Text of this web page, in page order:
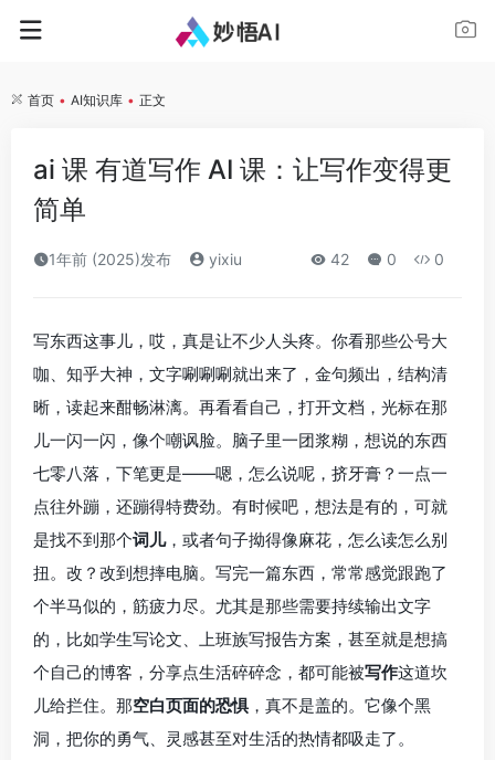
首页 • AI知识库 • 正文
ai 课 有道写作 AI 课：让写作变得更
简单
1年前 (2025)发布 yixiu 42 0 0
写东西这事儿，哎，真是让不少人头疼。你看那些公号大
咖、知乎大神，文字唰唰唰就出来了，金句频出，结构清
晰，读起来酣畅淋漓。再看看自己，打开文档，光标在那
儿一闪一闪，像个嘲讽脸。脑子里一团浆糊，想说的东西
七零八落，下笔更是——嗯，怎么说呢，挤牙膏？一点一
点往外蹦，还蹦得特费劲。有时候吧，想法是有的，可就
是找不到那个词儿，或者句子拗得像麻花，怎么读怎么别
扭。改？改到想摔电脑。写完一篇东西，常常感觉跟跑了
个半马似的，筋疲力尽。尤其是那些需要持续输出文字
的，比如学生写论文、上班族写报告方案，甚至就是想搞
个自己的博客，分享点生活碎碎念，都可能被写作这道坎
儿给拦住。那空白页面的恐惧 ，真不是盖的。它像个黑
洞，把你的勇气、灵感甚至对生活的热情都吸走了。